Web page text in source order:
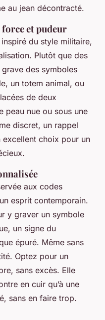
au jean décontracté.
et pudeur
du style militaire,
Plutôt que des
des symboles
un totem animal, ou
de deux
peau nue ou sous une
discret, un rappel
choix pour un
aux codes
esprit contemporain.
y graver un symbole
un signe du
épuré. Même sans
Optez pour un
sans excès. Elle
en cuir qu’à une
sans en faire trop.